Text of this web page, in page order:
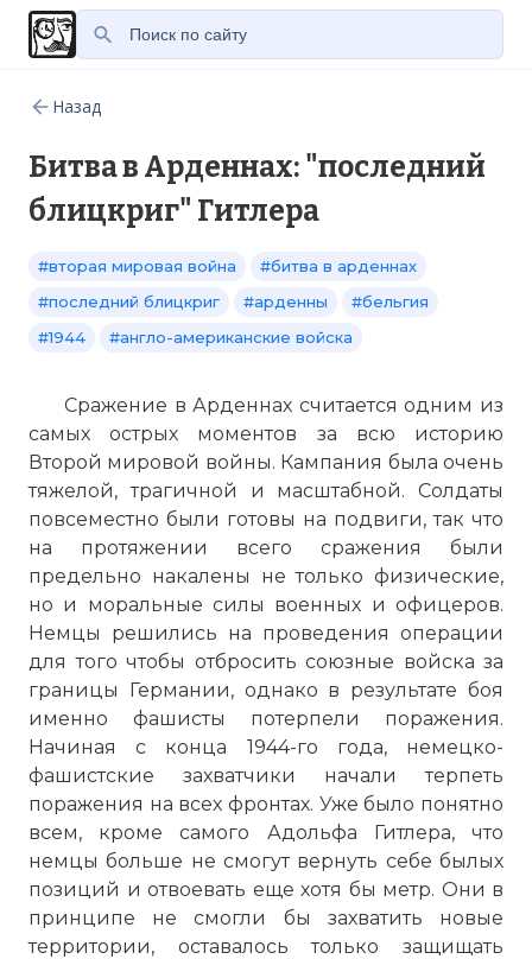
Назад
Битва в Арденнах: "последний
блицкриг" Гитлера
#вторая мировая война
#битва в арденнах
#последний блицкриг
#арденны
#бельгия
#1944
#англо-американские войска
Сражение в Арденнах считается одним из
самых острых моментов за всю историю
Второй мировой войны. Кампания была очень
тяжелой, трагичной и масштабной. Солдаты
повсеместно были готовы на подвиги, так что
на протяжении всего сражения были
предельно накалены не только физические,
но и моральные силы военных и офицеров.
Немцы решились на проведения операции
для того чтобы отбросить союзные войска за
границы Германии, однако в результате боя
именно фашисты потерпели поражения.
Начиная с конца 1944-го года, немецко-
фашистские захватчики начали терпеть
поражения на всех фронтах. Уже было понятно
всем, кроме самого Адольфа Гитлера, что
немцы больше не смогут вернуть себе былых
позиций и отвоевать еще хотя бы метр. Они в
принципе не смогли бы захватить новые
территории, оставалось только защищать